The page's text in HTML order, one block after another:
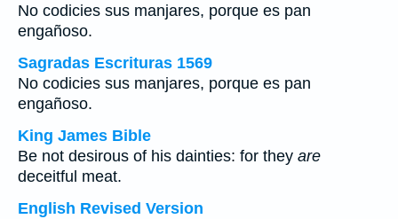
No codicies sus manjares, porque es pan
engañoso.
Sagradas Escrituras 1569
No codicies sus manjares, porque es pan
engañoso.
King James Bible
Be not desirous of his dainties: for they are
deceitful meat.
English Revised Version